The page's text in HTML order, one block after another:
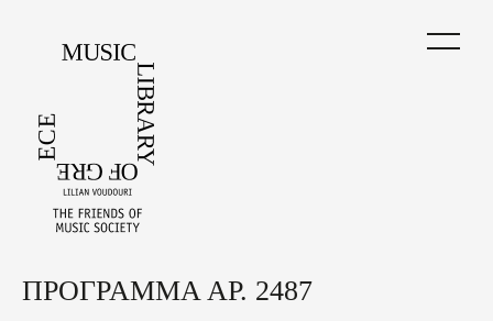
Back
ΠΡΟΓΡΑΜΜΑ ΑΡ. 2487